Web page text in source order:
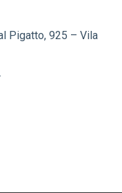
Pigatto, 925 – Vila